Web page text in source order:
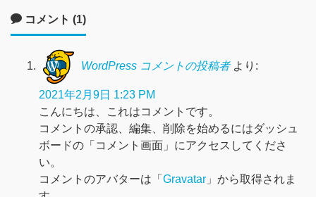
コメント (1)
WordPress コメントの投稿者 より:
2021年2月9日 1:23 PM
こんにちは、これはコメントです。
コメントの承認、編集、削除を始めるにはダッシュ
ボードの「コメント画面」にアクセスしてくださ
い。
コメントのアバターは「 Gravatar 」から取得されま